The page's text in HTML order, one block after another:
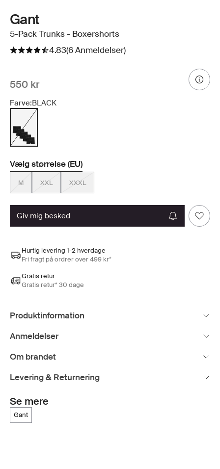
Gant
5-Pack Trunks - Boxershorts
4.83(6 Anmeldelser)
550 kr
Farve:BLACK
Vælg størrelse (EU)
M XXL XXXL
giv mig besked
Hurtig levering 1-2 hverdage
Fri fragt på ordrer over 499 kr*
Gratis retur
Gratis retur* 30 dage
Produktinformation
Anmeldelser
Om brandet
Levering & Returnering
Se mere
gant